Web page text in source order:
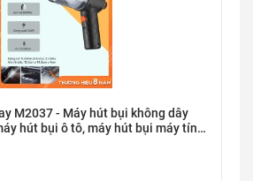
M2037 - Máy hút bụi không dây
hút bụi ô tô, máy hút bụi máy tính,